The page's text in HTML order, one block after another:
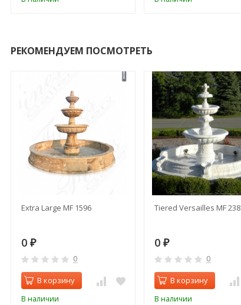
РЕКОМЕНДУЕМ ПОСМОТРЕТЬ
Extra Large MF 1596
0 ₽
0
В корзину
В наличии
Tiered Versailles MF 238
0 ₽
0
В корзину
В наличии